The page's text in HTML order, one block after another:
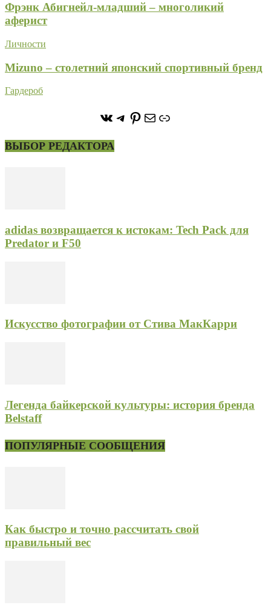
Фрэнк Абигнейл-младший – многоликий
аферист
Личности
Mizuno – столетний японский спортивный бренд
Гардероб
https://vk.com/
https://t.me/stoneforest
https://
ПочтаСсылка
ВЫБОР РЕДАКТОРА
adidas возвращается к истокам: Tech Pack для
Predator и F50
Искусство фотографии от Стива МакКарри
Легенда байкерской культуры: история бренда
Belstaff
ПОПУЛЯРНЫЕ СООБЩЕНИЯ
Как быстро и точно рассчитать свой
правильный вес